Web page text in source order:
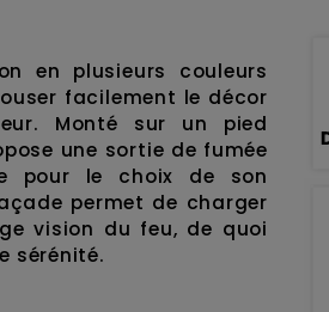
en plusieurs couleurs
facilement le décor
Monté sur un pied
une sortie de fumée
pour le choix de son
permet de charger
vision du feu, de quoi
sérénité.